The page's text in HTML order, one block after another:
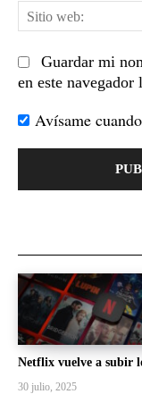
Guardar mi
en este
Avísame
Netflix vuelve a subir
30 julio, 2025